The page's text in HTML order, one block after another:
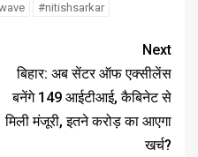
#nitishsarkar
Next
बिहार: अब सेंटर ऑफ एक्सीलेंस
बनेंगे 149 आईटीआई, कैबिनेट से
मिली मंजूरी, इतने करोड़ का आएगा
खर्च?